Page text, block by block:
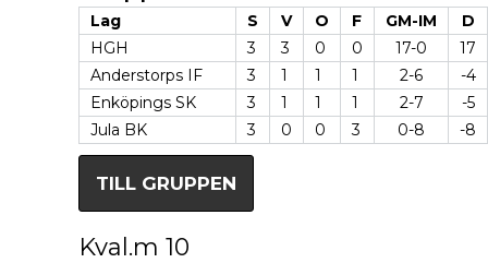
Lag S V O F GM-IM D
HGH
3 3 0 0 17-0 17
Anderstorps IF
3 1 1 1 2-6 -4
Enköpings SK
3 1 1 1 2-7 -5
Jula BK
3 0 0 3 0-8 -8
TILL GRUPPEN
Kval.m 10